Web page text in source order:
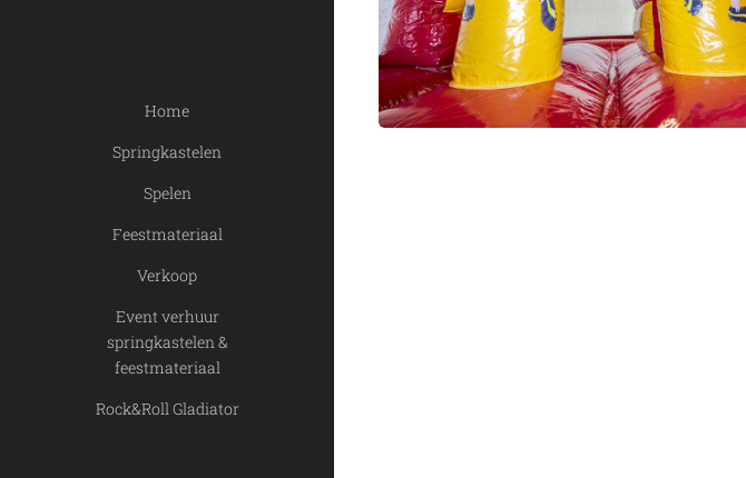
Home
Springkastelen
Spelen
Feestmateriaal
Verkoop
Event verhuur
springkastelen &
feestmateriaal
Rock&Roll Gladiator